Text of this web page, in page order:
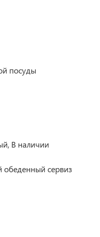
посуды
В наличии
обеденный сервиз